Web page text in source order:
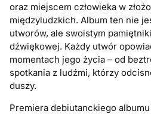
oraz miejscem człowieka w
międzyludzkich. Album ten nie
utworów, ale swoistym
dźwiękowej. Każdy utwór
momentach jego życia – od
spotkania z ludźmi, którzy
duszy.
Premiera debiutanckiego